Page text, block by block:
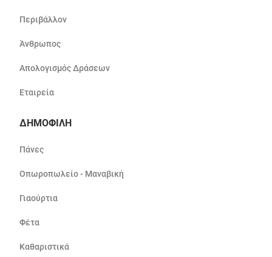
Περιβάλλον
Άνθρωπος
Απολογισμός Δράσεων
Εταιρεία
ΔΗΜΟΦΙΛΗ
Πάνες
Οπωροπωλείο - Μαναβική
Γιαούρτια
Φέτα
Καθαριστικά